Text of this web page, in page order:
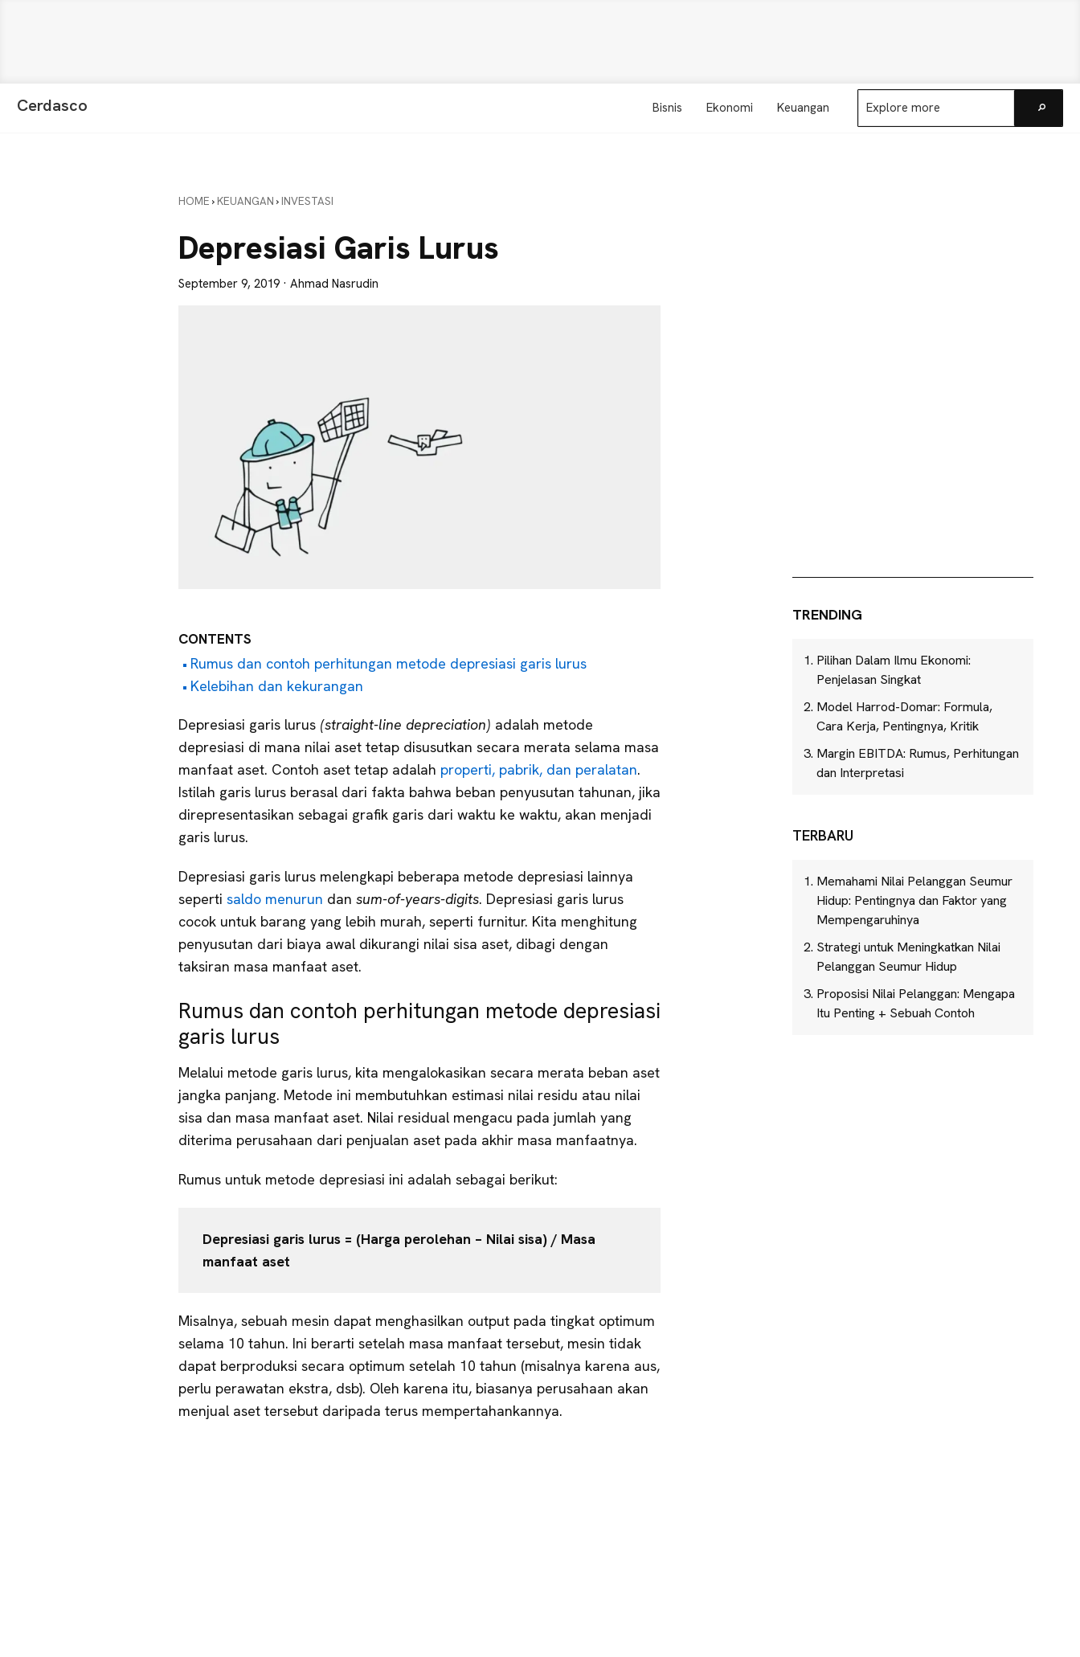
Cerdasco Bisnis Ekonomi Keuangan
Explore
more
HOME › KEUANGAN › INVESTASI
Depresiasi Garis Lurus
September 9, 2019 · Ahmad Nasrudin
CONTENTS
Rumus dan contoh perhitungan metode depresiasi garis lurus
Kelebihan dan kekurangan
Depresiasi garis lurus (straight-line depreciation) adalah metode
depresiasi di mana nilai aset tetap disusutkan secara merata selama masa
manfaat aset. Contoh aset tetap adalah properti, pabrik, dan peralatan.
Istilah garis lurus berasal dari fakta bahwa beban penyusutan tahunan, jika
direpresentasikan sebagai grafik garis dari waktu ke waktu, akan menjadi
garis lurus.
Depresiasi garis lurus melengkapi beberapa metode depresiasi lainnya
seperti saldo menurun dan sum-of-years-digits. Depresiasi garis lurus
cocok untuk barang yang lebih murah, seperti furnitur. Kita menghitung
penyusutan dari biaya awal dikurangi nilai sisa aset, dibagi dengan
taksiran masa manfaat aset.
Rumus dan contoh perhitungan metode depresiasi
garis lurus
Melalui metode garis lurus, kita mengalokasikan secara merata beban aset
jangka panjang. Metode ini membutuhkan estimasi nilai residu atau nilai
sisa dan masa manfaat aset. Nilai residual mengacu pada jumlah yang
diterima perusahaan dari penjualan aset pada akhir masa manfaatnya.
Rumus untuk metode depresiasi ini adalah sebagai berikut:
Depresiasi garis lurus = (Harga perolehan – Nilai sisa) / Masa
manfaat aset
Misalnya, sebuah mesin dapat menghasilkan output pada tingkat optimum
selama 10 tahun. Ini berarti setelah masa manfaat tersebut, mesin tidak
dapat berproduksi secara optimum setelah 10 tahun (misalnya karena aus,
perlu perawatan ekstra, dsb). Oleh karena itu, biasanya perusahaan akan
menjual aset tersebut daripada terus mempertahankannya.
TRENDING
Pilihan Dalam Ilmu Ekonomi:
Penjelasan Singkat
Model Harrod-Domar: Formula,
Cara Kerja, Pentingnya, Kritik
Margin EBITDA: Rumus, Perhitungan
dan Interpretasi
TERBARU
Memahami Nilai Pelanggan Seumur
Hidup: Pentingnya dan Faktor yang
Mempengaruhinya
Strategi untuk Meningkatkan Nilai
Pelanggan Seumur Hidup
Proposisi Nilai Pelanggan: Mengapa
Itu Penting + Sebuah Contoh